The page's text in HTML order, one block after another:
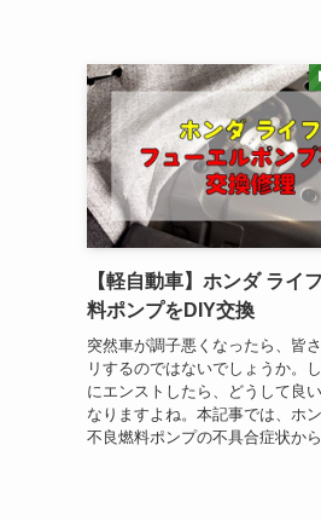
【軽自動車】ホンダ ライ
料ポンプをDIY交換
突然車が調子悪くなったら、皆
リするのではないでしょうか。
にエンストしたら、どうして良
なりますよね。本記事では、ホ
不良燃料ポンプの不具合症状か